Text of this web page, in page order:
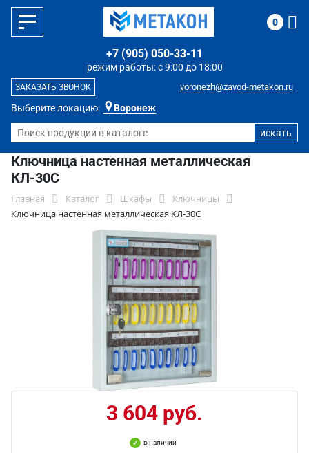
Выберите локацию: Воронеж
режим работы: с 9:00 до 18:00
+7 (905) 050-33-11
voronezh@zavod-metakon.ru
ЗАКАЗАТЬ ЗВОНОК
0
Ключница настенная металлическая
КЛ-30С
Главная Каталог Шкафы
Ключницы
Ключница настенная металлическая КЛ-30С
3 604 руб.
в наличии